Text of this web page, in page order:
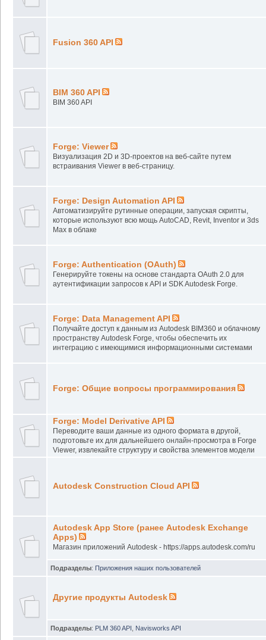
Fusion 360 API
BIM 360 API
BIM 360 API
Forge: Viewer
Визуализация 2D и 3D-проектов на веб-сайте путем
встраивания Viewer в веб-страницу.
Forge: Design Automation API
Автоматизируйте рутинные операции, запуская скрипты,
которые используют всю мощь AutoCAD, Revit, Inventor и 3ds
Max в облаке
Forge: Authentication (OAuth)
Генерируйте токены на основе стандарта OAuth 2.0 для
аутентификации запросов к API и SDK Autodesk Forge.
Forge: Data Management API
Получайте доступ к данным из Autodesk BIM360 и облачному
пространству Autodesk Forge, чтобы обеспечить их
интеграцию с имеющимися информационными системами
Forge: Общие вопросы программирования
Forge: Model Derivative API
Переводите ваши данные из одного формата в другой,
подготовьте их для дальнейшего онлайн-просмотра в Forge
Viewer, извлекайте структуру и свойства элементов модели
Autodesk Construction Cloud API
Autodesk App Store (ранее Autodesk Exchange
Apps)
Магазин приложений Autodesk - https://apps.autodesk.com/ru
Подразделы: Приложения наших пользователей
Другие продукты Autodesk
Подразделы: PLM 360 API Navisworks API